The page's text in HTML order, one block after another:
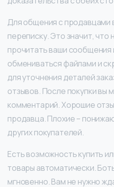
Для общения с продавцами
переписку. Это значит, что
прочитать ваши сообщения
обмениваться файлами и
для уточнения деталей
отзывов. После покупки вы
комментарий. Хорошие
продавца. Плохие –
других покупателей.
Есть возможность купить
товары автоматически.
мгновенно. Вам не нужно